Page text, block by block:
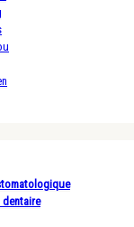
dentaire